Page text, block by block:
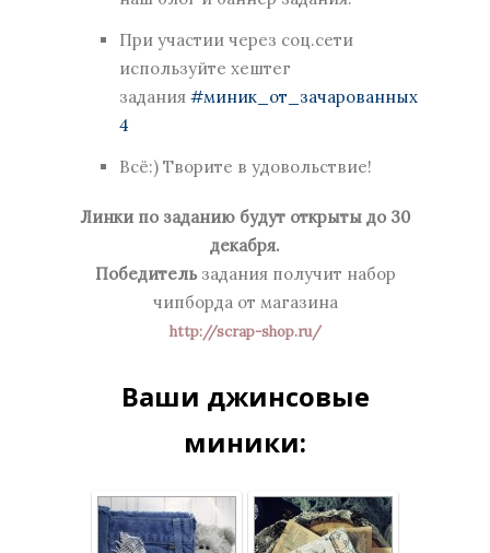
При участии через соц.сети
используйте хештег
задания #миник_от_зачарованных
4
Всё:) Творите в удовольствие!
Линки по заданию будут открыты до 30
декабря.
Победитель задания получит набор
чипборда от магазина
http://scrap-shop.ru/
Ваши джинсовые
миники: